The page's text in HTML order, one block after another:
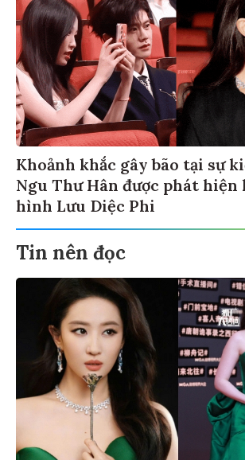
Khoảnh khắc gây bão tại sự
Ngu Thư Hân được phát hiện
hình Lưu Diệc Phi
Tin nên đọc